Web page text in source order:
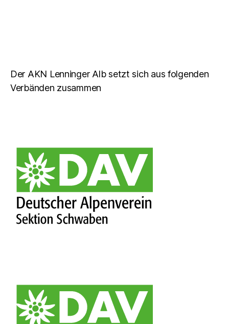
Der AKN Lenninger Alb setzt sich aus folgenden
Verbänden zusammen